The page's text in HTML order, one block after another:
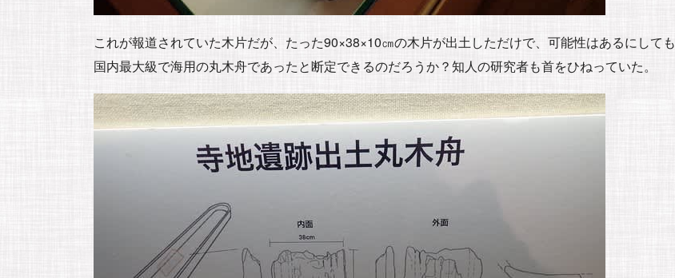
これが報道されていた木片だが、たった90×38×10㎝の木片が出土しただけで、可能性はあるにしても
国内最大級で海用の丸木舟であったと断定できるのだろうか？知人の研究者も首をひねっていた。